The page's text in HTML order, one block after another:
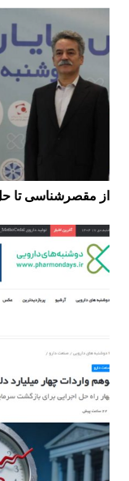
از مقصرشناسی تا